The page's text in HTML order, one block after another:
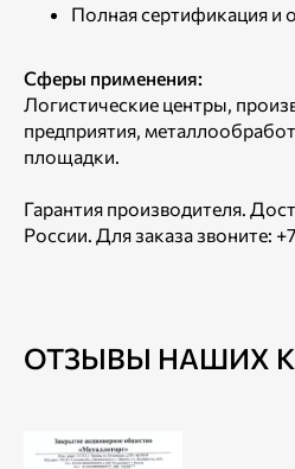
Полная сертификация и
Сферы применения:
Логистические центры,
предприятия,
площадки.
Гарантия производителя.
России. Для заказа звоните:
ОТЗЫВЫ НАШИХ